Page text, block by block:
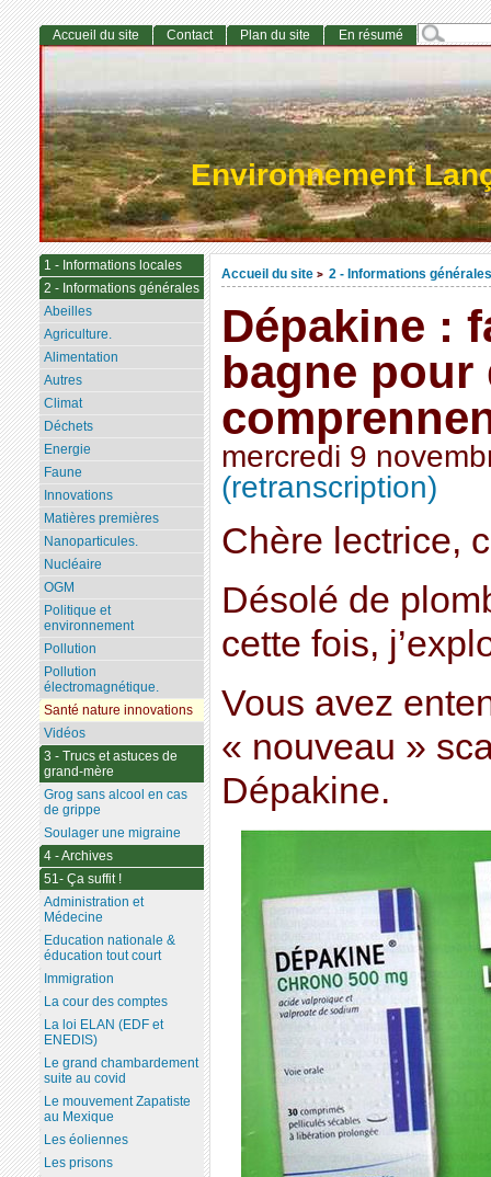
Environnement
Accueil du site > 2 - Informations générales
Dépakine :
bagne pour
mercredi 9
(retranscription)
Chère lectrice,
Désolé de
cette fois,
Vous avez
« nouveau »
Dépakine.
Accueil du site Contact Plan du site En résumé
1 - Informations locales
2 - Informations générales
Abeilles
Agriculture.
Alimentation
Autres
Climat
Déchets
Energie
Faune
Innovations
Matières premières
Nanoparticules.
Nucléaire
OGM
Politique et
environnement
Pollution
Pollution
électromagnétique.
Santé nature innovations
Vidéos
3 - Trucs et astuces de
grand-mère
Grog sans alcool en cas
de grippe
Soulager une migraine
4 - Archives
51- Ça suffit !
Administration et
Médecine
Education nationale &
éducation tout court
Immigration
La cour des comptes
La loi ELAN (EDF et
ENEDIS)
Le grand chambardement
suite au covid
Le mouvement Zapatiste
au Mexique
Les éoliennes
Les prisons